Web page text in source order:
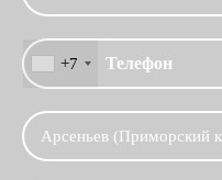
+7